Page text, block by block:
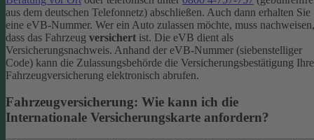
aus dem deutschen Telefonnetz) abschließen. Auch dann erhalten Sie
eine eVB-Nummer. Wer ein Auto zulassen möchte, muss nachweisen,
dass das Fahrzeug versichert ist. Die eVB dient als
Versicherungsnachweis. Anhand der eVB-Nummer (siebenstelliger
Code) kann die Zulassungsbehörde die Versicherungsbestätigung
Fahrzeugversicherung elektronisch abrufen.
Fahrzeugversicherung: Wie kann ich die
Internationale Versicherungskarte anfordern?